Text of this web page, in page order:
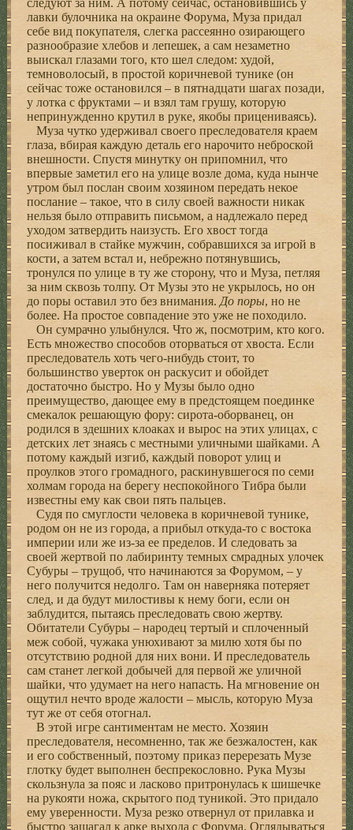
следуют за ним. А потому сейчас, остановившись у
лавки булочника на окраине Форума, Муза придал
себе вид покупателя, слегка рассеянно озирающего
разнообразие хлебов и лепешек, а сам незаметно
выискал глазами того, кто шел следом: худой,
темноволосый, в простой коричневой тунике (он
сейчас тоже остановился – в пятнадцати шагах позади,
у лотка с фруктами – и взял там грушу, которую
непринужденно крутил в руке, якобы прицениваясь).
Муза чутко удерживал своего преследователя краем
глаза, вбирая каждую деталь его нарочито неброской
внешности. Спустя минутку он припомнил, что
впервые заметил его на улице возле дома, куда нынче
утром был послан своим хозяином передать некое
послание – такое, что в силу своей важности никак
нельзя было отправить письмом, а надлежало перед
уходом затвердить наизусть. Его хвост тогда
посиживал в стайке мужчин, собравшихся за игрой в
кости, а затем встал и, небрежно потянувшись,
тронулся по улице в ту же сторону, что и Муза, петляя
за ним сквозь толпу. От Музы это не укрылось, но он
до поры оставил это без внимания. До поры, но не
более. На простое совпадение это уже не походило.
Он сумрачно улыбнулся. Что ж, посмотрим, кто кого.
Есть множество способов оторваться от хвоста. Если
преследователь хоть чего-нибудь стоит, то
большинство уверток он раскусит и обойдет
достаточно быстро. Но у Музы было одно
преимущество, дающее ему в предстоящем поединке
смекалок решающую фору: сирота-оборванец, он
родился в здешних клоаках и вырос на этих улицах, с
детских лет знаясь с местными уличными шайками. А
потому каждый изгиб, каждый поворот улиц и
проулков этого громадного, раскинувшегося по семи
холмам города на берегу неспокойного Тибра были
известны ему как свои пять пальцев.
Судя по смуглости человека в коричневой тунике,
родом он не из города, а прибыл откуда-то с востока
империи или же из-за ее пределов. И следовать за
своей жертвой по лабиринту темных смрадных улочек
Субуры – трущоб, что начинаются за Форумом, – у
него получится недолго. Там он наверняка потеряет
след, и да будут милостивы к нему боги, если он
заблудится, пытаясь преследовать свою жертву.
Обитатели Субуры – народец тертый и сплоченный
меж собой, чужака унюхивают за милю хотя бы по
отсутствию родной для них вони. И преследователь
сам станет легкой добычей для первой же уличной
шайки, что удумает на него напасть. На мгновение он
ощутил нечто вроде жалости – мысль, которую Муза
тут же от себя отогнал.
В этой игре сантиментам не место. Хозяин
преследователя, несомненно, так же безжалостен, как
и его собственный, поэтому приказ перерезать Музе
глотку будет выполнен беспрекословно. Рука Музы
скользнула за пояс и ласково притронулась к шишечке
на рукояти ножа, скрытого под туникой. Это придало
ему уверенности. Муза резко отвернул от прилавка и
быстро зашагал к арке выхода с Форума. Оглядываться